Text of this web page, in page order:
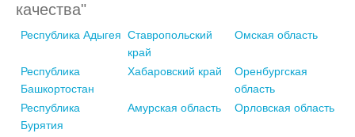
качества"
Республика Адыгея Ставропольский
край
Омская область
Республика
Башкортостан
Хабаровский край
Оренбургская
область
Республика
Бурятия
Амурская область Орловская область